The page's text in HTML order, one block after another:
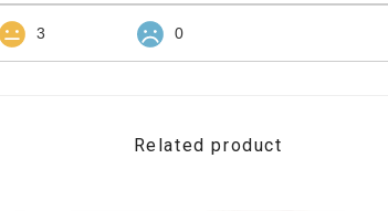
3 0
Related product